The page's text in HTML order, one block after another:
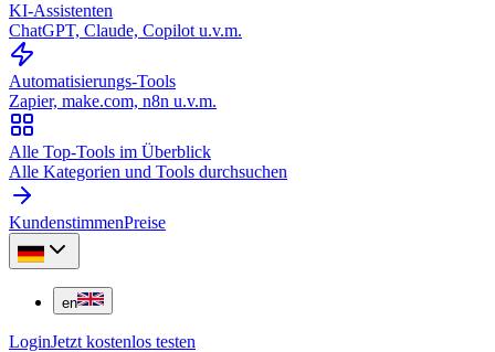
KI-Assistenten
ChatGPT, Claude, Copilot u.v.m.
Automatisierungs-Tools
Zapier, make.com, n8n u.v.m.
Alle Top-Tools im Überblick
Alle Kategorien und Tools durchsuchen
KundenstimmenPreise
en
LoginJetzt kostenlos testen